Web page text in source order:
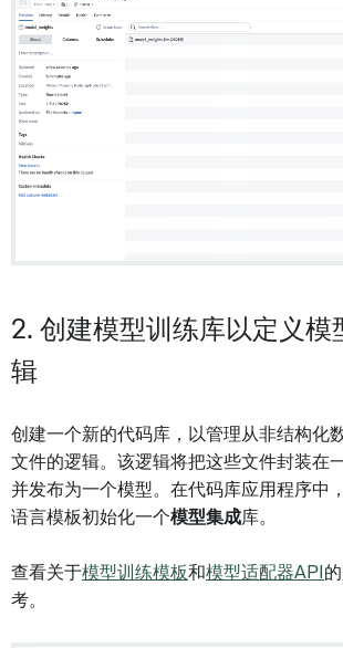
2. 创建模型训练库以定义模
辑
创建一个新的代码库，以管理从非结构化
文件的逻辑。该逻辑将把这些文件封装在
并发布为一个模型。在代码库应用程序中
语言模板初始化一个模型集成库。
查看关于模型训练模板和模型适配器API
考。